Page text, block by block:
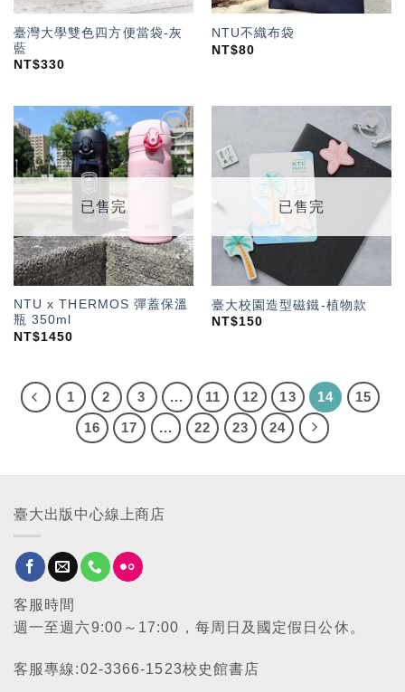
臺灣大學雙色四方便當袋-灰
藍
NT$330
NTU不織布袋
NT$80
加入
「願
望輕
單」
已售完
NTU x THERMOS 彈蓋保溫
瓶 350ml
NT$1450
加入
「願
望輕
已售完
臺大校園造型磁鐵-植物款
NT$150
1 2 3 ... 11 12 13 14
15
16
17 ... 22 23 24
臺大出版中心線上商店
客服時間
週一至週六9:00～17:00，每周日及國定假日公休。
客服專線:02-3366-1523校史館書店